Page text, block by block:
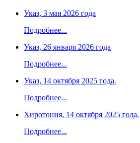
Указ, 3 мая 2026 года
Подробнее...
Указ, 26 января 2026 года
Подробнее...
Указ, 14 октября 2025 года.
Подробнее...
Хиротония, 14 октября 2025 года.
Подробнее...